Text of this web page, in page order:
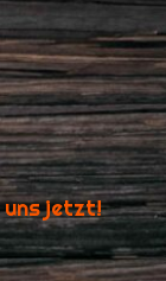
uns jetzt!